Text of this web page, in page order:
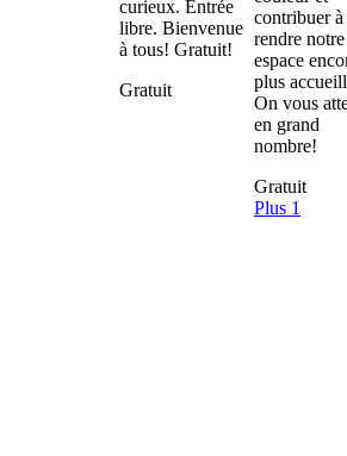
curieux. Entrée
libre. Bienvenue
à tous! Gratuit!
Gratuit
contribuer à
rendre notre
espace
plus
On vous
en grand
nombre!
Gratuit
Plus 1